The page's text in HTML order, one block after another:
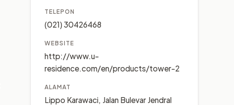
TELEPON
(021) 30426468
WEBSITE
http://www.u-
residence.com/en/products/tower-2
ALAMAT
Lippo Karawaci, Jalan Bulevar Jendral